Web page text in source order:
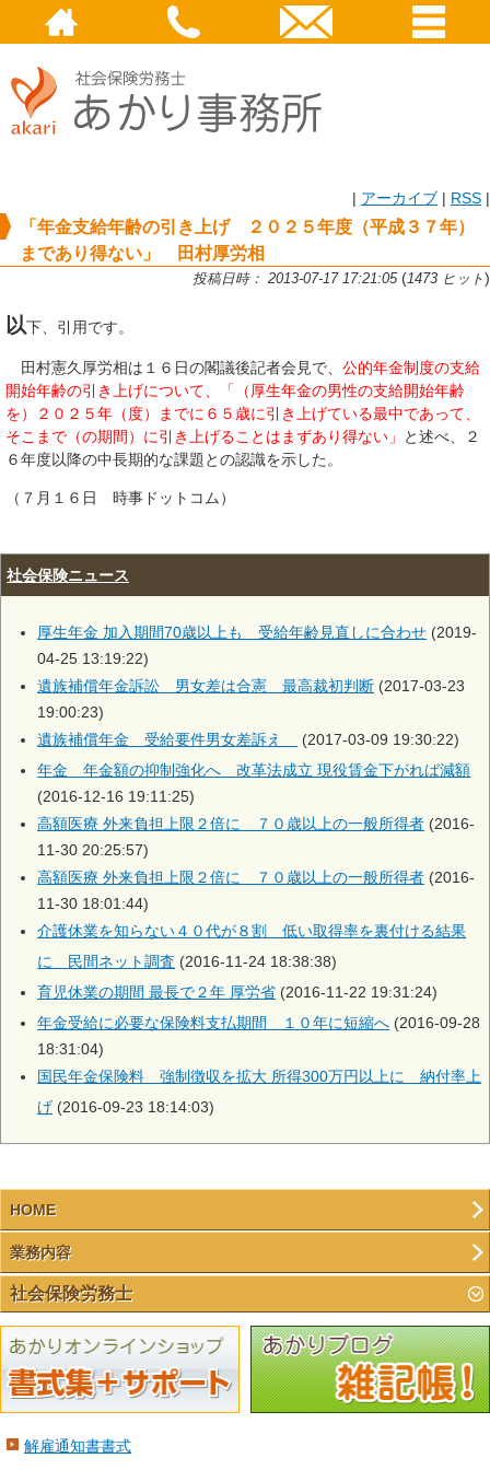
| アーカイブ | RSS |
「年金支給年齢の引き上げ ２０２５年度（平成３７年）
まであり得ない」 田村厚労相
投稿日時： 2013-07-17 17:21:05(1473 ヒット)
以下、引用です。
田村憲久厚労相は１６日の閣議後記者会見で、 公的年金制度の支給
開始年齢の引き上げについて、「（厚生年金の男性の支給開始年齢
を）２０２５年（度）までに６５歳に引き上げている最中であって、
そこまで（の期間）に引き上げることはまずあり得ない」
と述べ、２
６年度以降の中長期的な課題との認識を示した。
（７月１６日 時事ドットコム）
社会保険ニュース
厚生年金 加入期間70歳以上も 受給年齢見直しに合わせ (2019-
04-25 13:19:22)
遺族補償年金訴訟 男女差は合憲 最高裁初判断 (2017-03-23
19:00:23)
遺族補償年金 受給要件男女差訴え
(2017-03-09 19:30:22)
年金 年金額の抑制強化へ 改革法成立 現役賃金下がれば減額
(2016-12-16 19:11:25)
高額医療 外来負担上限２倍に ７０歳以上の一般所得者 (2016-
11-30 20:25:57)
高額医療 外来負担上限２倍に ７０歳以上の一般所得者 (2016-
11-30 18:01:44)
介護休業を知らない４０代が８割 低い取得率を裏付ける結果
に 民間ネット調査 (2016-11-24 18:38:38)
育児休業の期間 最長で２年 厚労省 (2016-11-22 19:31:24)
年金受給に必要な保険料支払期間 １０年に短縮へ (2016-09-28
18:31:04)
国民年金保険料 強制徴収を拡大 所得300万円以上に 納付率上
げ (2016-09-23 18:14:03)
HOME
業務内容
社会保険労務士
解雇通知書書式